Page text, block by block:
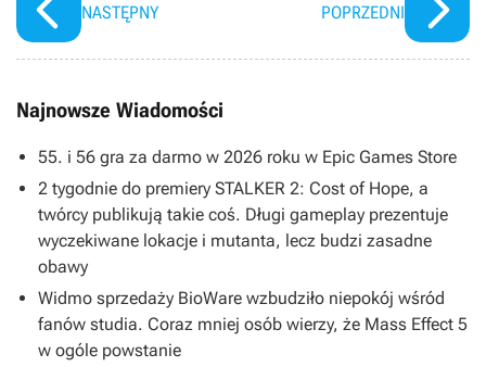
NASTĘPNY POPRZEDNI
Najnowsze Wiadomości
55. i 56 gra za darmo w 2026 roku w Epic Games Store
2 tygodnie do premiery STALKER 2: Cost of Hope, a
twórcy publikują takie coś. Długi gameplay prezentuje
wyczekiwane lokacje i mutanta, lecz budzi zasadne
obawy
Widmo sprzedaży BioWare wzbudziło niepokój wśród
fanów studia. Coraz mniej osób wierzy, że Mass Effect 5
w ogóle powstanie